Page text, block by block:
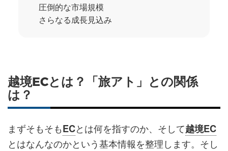
圧倒的な市場規模
さらなる成長見込み
越境ECとは？「旅アト」との関係
は？
まずそもそもECとは何を指すのか、そして越境EC
とはなんなのかという基本情報を整理します。そし